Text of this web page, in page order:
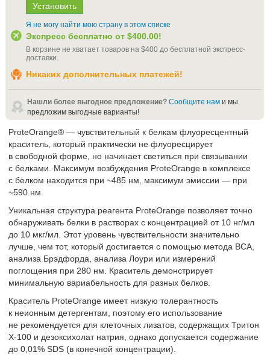
Я не могу найти мою страну в этом списке
Экспресс бесплатно от $400.00!
В корзине не хватает товаров на $400 до бесплатной экспресс-
доставки.
Никаких дополнительных платежей!
Нашли более выгодное предложение? Сообщите нам и мы
предложим выгодные варианты!
ProteOrange® — чувствительный к белкам флуоресцентный
краситель, который практически не флуоресцирует
в свободной форме, но начинает светиться при связывании
с белками. Максимум возбуждения ProteOrange в комплексе
с белком находится при ~485 нм, максимум эмиссии — при
~590 нм.
Уникальная структура реагента ProteOrange позволяет точно
обнаруживать белки в растворах с концентрацией от 10 нг/мл
до 10 мкг/мл. Этот уровень чувствительности значительно
лучше, чем тот, который достигается с помощью метода BCA,
анализа Брэдфорда, анализа Лоури или измерений
поглощения при 280 нм. Краситель демонстрирует
минимальную вариабельность для разных белков.
Краситель ProteOrange имеет низкую толерантность
к неионным детергентам, поэтому его использование
не рекомендуется для клеточных лизатов, содержащих Тритон
Х-100 и дезоксихолат натрия, однако допускается содержание
до 0,01% SDS (в конечной концентрации).